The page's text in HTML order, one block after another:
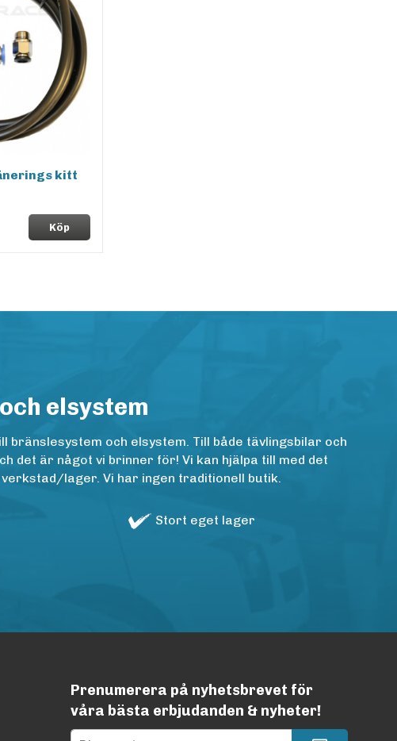
kitt
Köp
elsystem
och elsystem. Till både tävlingsbilar och
det är något vi brinner för! Vi kan hjälpa till med det
lager. Vi har ingen traditionell butik.
Stort eget lager
Prenumerera på nyhetsbrevet för
våra bästa erbjudanden & nyheter!